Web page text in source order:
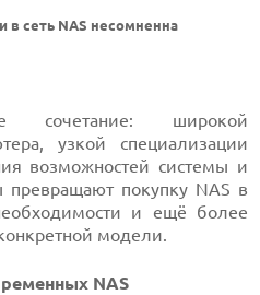
в сеть NAS несомненна
сочетание: широкой
узкой специализации
возможностей системы и
превращают покупку NAS в
и ещё более
модели.
NAS